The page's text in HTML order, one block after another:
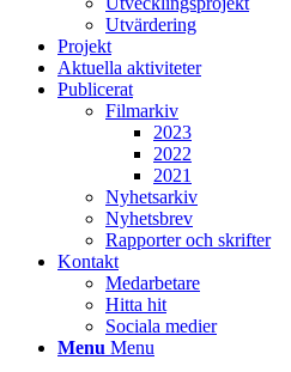
Utvärdering
Projekt
Aktuella aktiviteter
Publicerat
Filmarkiv
2023
2022
2021
Nyhetsarkiv
Nyhetsbrev
Rapporter och skrifter
Kontakt
Medarbetare
Hitta hit
Sociala medier
Menu Menu